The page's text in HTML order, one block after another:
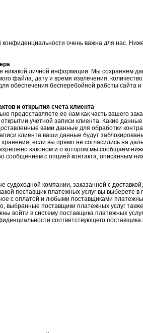
очень важна для нас.
никакой личной информации. Мы сохраняем
файла, дату и время извлечения,
обеспечения бесперебойной работы сайта
и открытия счета клиента
предоставляете ее нам как часть вашего
учетной записи клиента. Какие
вами данные для обработки
клиента ваши данные будут
хранения, если вы прямо не согласились на
законом и о котором мы сообщаем
сообщением с опцией контакта, описанным
компании, заказанной с
поставщик платежных услуг вы выберете
с оплатой и любыми поставщиками
выбранные поставщики платежных услуг
войти в систему поставщика платежных
соответствующего поставщика